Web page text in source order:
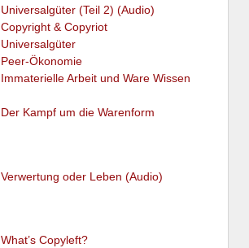
Universalgüter (Teil 2) (Audio)
Copyright & Copyriot
Universalgüter
Peer-Ökonomie
Immaterielle Arbeit und Ware Wissen
Der Kampf um die Warenform
Verwertung oder Leben (Audio)
What’s Copyleft?